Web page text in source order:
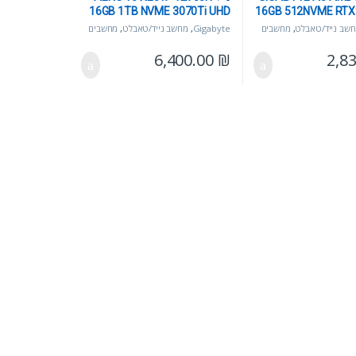
נייד/טאבלט, מחשבים
16GB 512NVME
Gigabyte
, מחשב נייד/טאבלט, מחשבים
ניידים
16GB 1TB NVME 3070Ti UHD
OLED WIN11PRO
6,400.00 ₪